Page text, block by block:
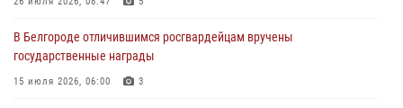
05 августа 2026, 17:12 2
В Белгороде отличившимся росгвардейцам вручены
государственные награды
15 июля 2026, 06:00 3